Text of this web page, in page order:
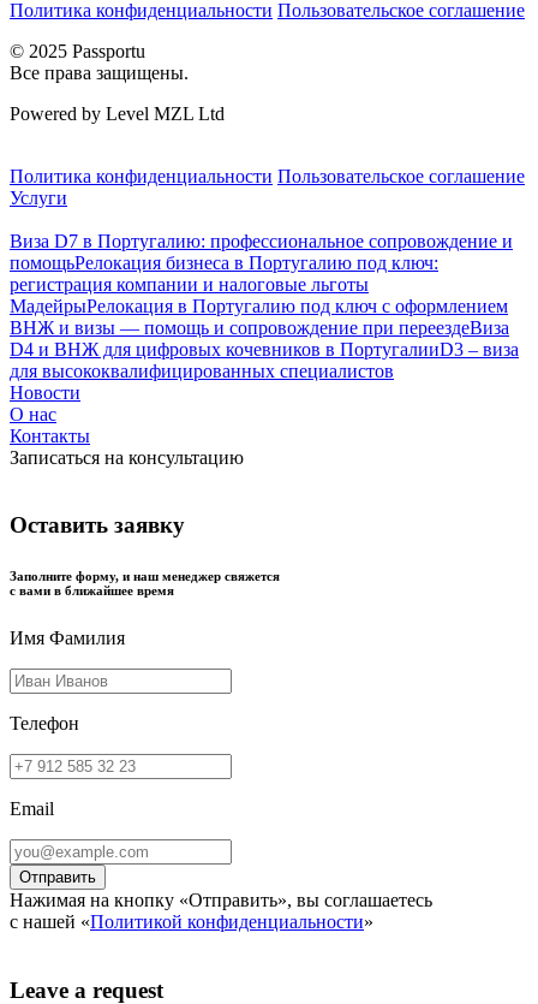
Политика конфиденциальности Пользовательское соглашение
© 2025 Passportu
Все права защищены.
Powered by Level MZL Ltd
Политика конфиденциальности Пользовательское соглашение
Услуги
Виза D7 в Португалию: профессиональное сопровождение и
помощьРелокация бизнеса в Португалию под ключ:
регистрация компании и налоговые льготы
МадейрыРелокация в Португалию под ключ с оформлением
ВНЖ и визы — помощь и сопровождение при переездеВиза
D4 и ВНЖ для цифровых кочевников в ПортугалииD3 – виза
для высококвалифицированных специалистов
Новости
О нас
Контакты
Записаться на консультацию
Оставить заявку
Заполните форму, и наш менеджер свяжется
с вами в ближайшее время
Имя Фамилия
Телефон
Email
Нажимая на кнопку «Отправить», вы соглашаетесь
с нашей «Политикой конфиденциальности»
Leave a request